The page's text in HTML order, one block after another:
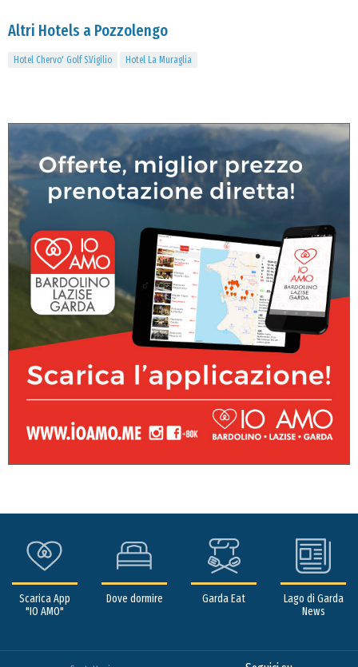
Altri Hotels a Pozzolengo
Hotel Chervo' Golf S.Vigilio Hotel La Muraglia
Scarica App
"IO AMO"
Dove dormire Garda Eat
Lago di Garda
News